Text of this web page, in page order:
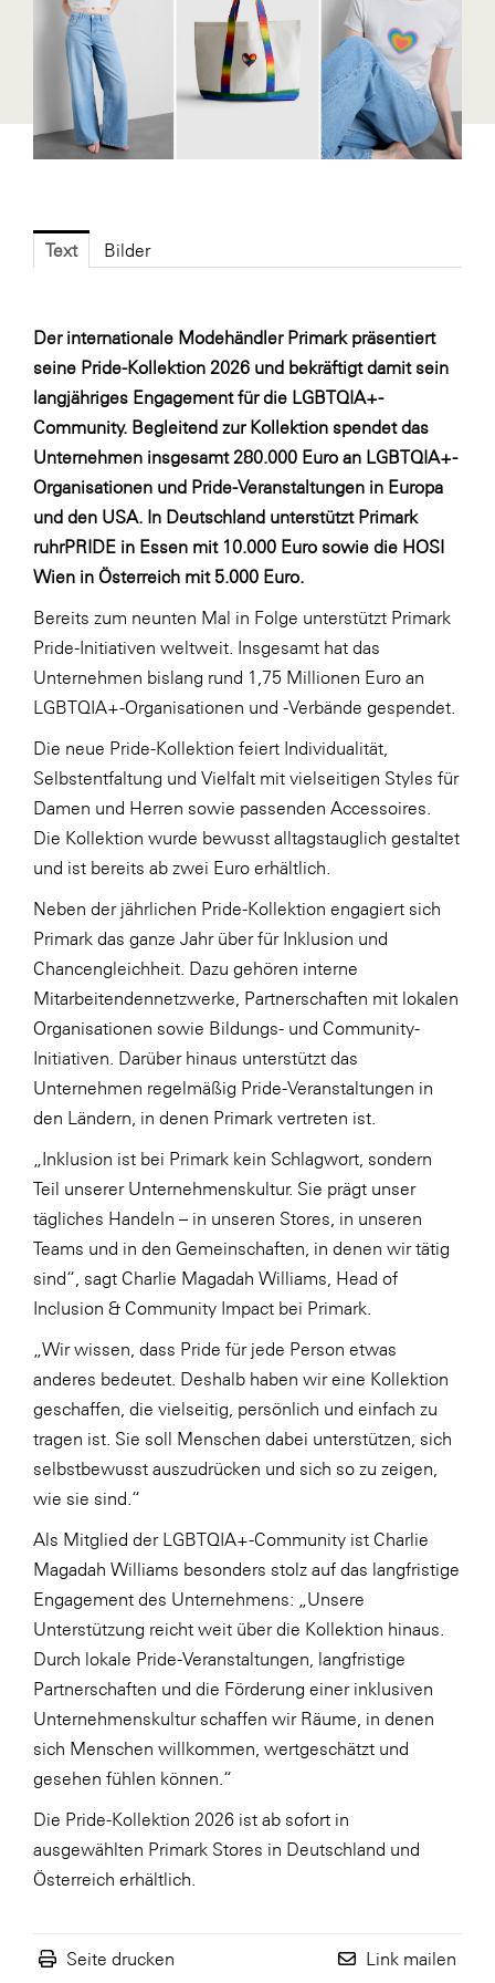
Fressnapf
FRoSTA
FV Energierohstoff & Kraftstoff
Gardena
Bauvereinigungen
Getzner Werkstoffe
ikp
Johnson & Johnson
JELD-WEN DANA
kosaplaner
LAT Nitrogen
Libro
Lidl Österreich
Die Menü-Manufaktur
MTH Retail Group
OMV
OptimaMed
PAGRO
PHH Rechtsanwält:innen
Primark
Salesforce
sebamed
SeneCura
SERVICE&MORE
SKINUANCE®
Somfy
SPIEGLTEC
STIHL Tirol
TAG GmbH
VALETTA
Verband Druck Medien Österreich
Wirtschaftskammer Salzburg
WKS Fachgruppe Fahrzeughandel und
Fahrzeugtechnik
WK UBIT
Zühlke
Media
Text Bilder
Der internationale Modehändler Primark präsentiert
seine Pride-Kollektion 2026 und bekräftigt damit sein
langjähriges Engagement für die LGBTQIA+-
Community. Begleitend zur Kollektion spendet das
Unternehmen insgesamt 280.000 Euro an LGBTQIA+-
Organisationen und Pride-Veranstaltungen in Europa
und den USA. In Deutschland unterstützt Primark
ruhrPRIDE in Essen mit 10.000 Euro sowie die HOSI
Wien in Österreich mit 5.000 Euro.
Bereits zum neunten Mal in Folge unterstützt Primark
Pride-Initiativen weltweit. Insgesamt hat das
Unternehmen bislang rund 1,75 Millionen Euro an
LGBTQIA+-Organisationen und -Verbände gespendet.
Die neue Pride-Kollektion feiert Individualität,
Selbstentfaltung und Vielfalt mit vielseitigen Styles für
Damen und Herren sowie passenden Accessoires.
Die Kollektion wurde bewusst alltagstauglich gestaltet
und ist bereits ab zwei Euro erhältlich.
Neben der jährlichen Pride-Kollektion engagiert sich
Primark das ganze Jahr über für Inklusion und
Chancengleichheit. Dazu gehören interne
Mitarbeitendennetzwerke, Partnerschaften mit lokalen
Organisationen sowie Bildungs- und Community-
Initiativen. Darüber hinaus unterstützt das
Unternehmen regelmäßig Pride-Veranstaltungen in
den Ländern, in denen Primark vertreten ist.
„Inklusion ist bei Primark kein Schlagwort, sondern
Teil unserer Unternehmenskultur. Sie prägt unser
tägliches Handeln – in unseren Stores, in unseren
Teams und in den Gemeinschaften, in denen wir tätig
sind“, sagt Charlie Magadah Williams, Head of
Inclusion & Community Impact bei Primark.
„Wir wissen, dass Pride für jede Person etwas
anderes bedeutet. Deshalb haben wir eine Kollektion
geschaffen, die vielseitig, persönlich und einfach zu
tragen ist. Sie soll Menschen dabei unterstützen, sich
selbstbewusst auszudrücken und sich so zu zeigen,
wie sie sind.“
Als Mitglied der LGBTQIA+-Community ist Charlie
Magadah Williams besonders stolz auf das langfristige
Engagement des Unternehmens: „Unsere
Unterstützung reicht weit über die Kollektion hinaus.
Durch lokale Pride-Veranstaltungen, langfristige
Partnerschaften und die Förderung einer inklusiven
Unternehmenskultur schaffen wir Räume, in denen
sich Menschen willkommen, wertgeschätzt und
gesehen fühlen können.“
Die Pride-Kollektion 2026 ist ab sofort in
ausgewählten Primark Stores in Deutschland und
Österreich erhältlich.
Seite drucken Link mailen